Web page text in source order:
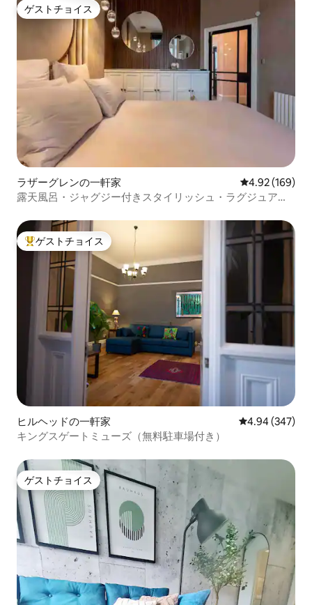
ゲストチョイス
ゲストチョイス
ラザーグレンの一軒家 レビュー169
4.92 (169)
露天風呂・ジャグジー付きスタイリッシュ・ラグジュアリ
大好評のゲストチョイスです。
ゲストチョイス
ヒルヘッドの一軒家 レビュー347
4.94 (347)
キングスゲートミューズ（無料駐車場付き）
ゲストチョイス
ゲストチョイス